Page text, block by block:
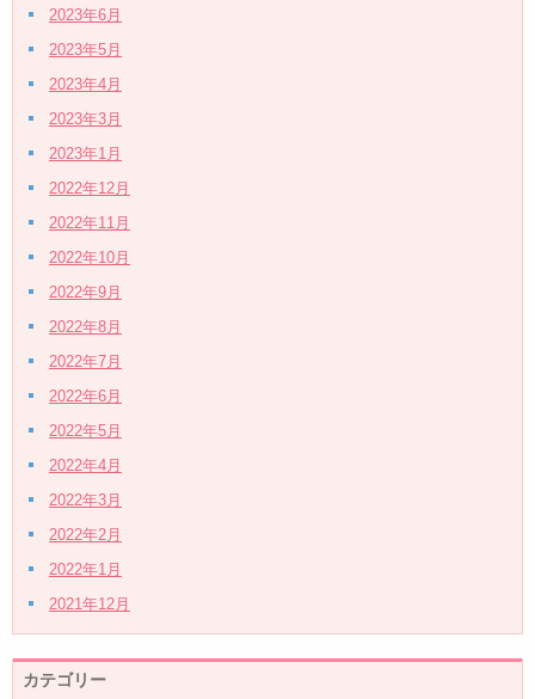
2023年6月
2023年5月
2023年4月
2023年3月
2023年1月
2022年12月
2022年11月
2022年10月
2022年9月
2022年8月
2022年7月
2022年6月
2022年5月
2022年4月
2022年3月
2022年2月
2022年1月
2021年12月
カテゴリー